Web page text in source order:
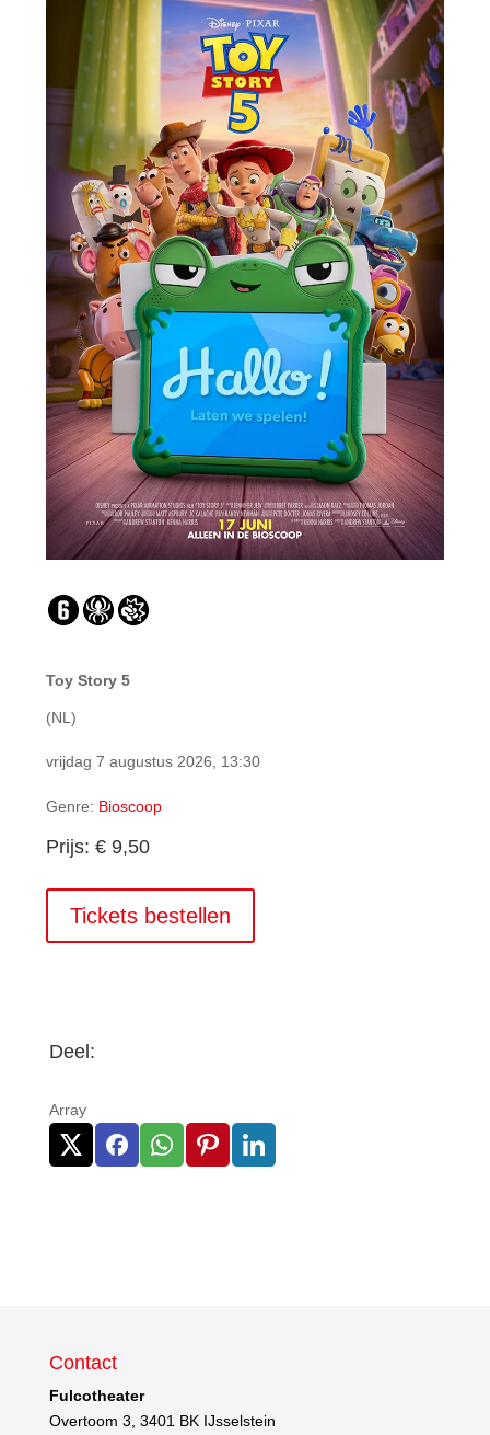
Toy Story 5
(NL)
vrijdag 7 augustus 2026, 13:30
Genre: Bioscoop
Prijs: € 9,50
Tickets bestellen
Deel:
Array
Contact
Fulcotheater
Overtoom 3, 3401 BK IJsselstein